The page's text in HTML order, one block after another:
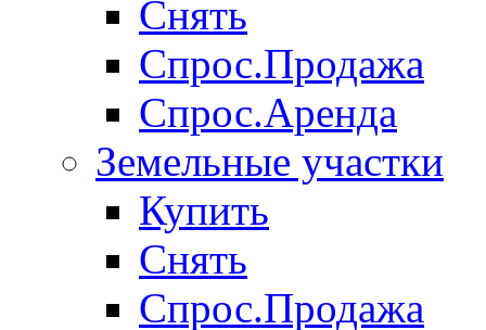
Снять
Спрос.Продажа
Спрос.Аренда
Земельные участки
Купить
Снять
Спрос.Продажа